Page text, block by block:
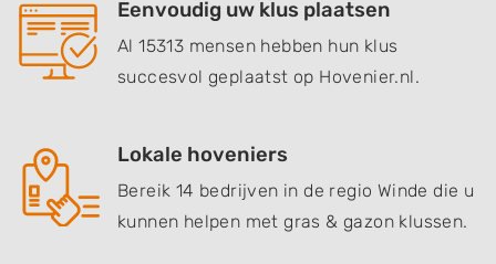
Eenvoudig uw klus plaatsen
Al 15313 mensen hebben hun klus
succesvol geplaatst op Hovenier.nl.
Lokale hoveniers
Bereik 14 bedrijven in de regio Winde die u
kunnen helpen met gras & gazon klussen.